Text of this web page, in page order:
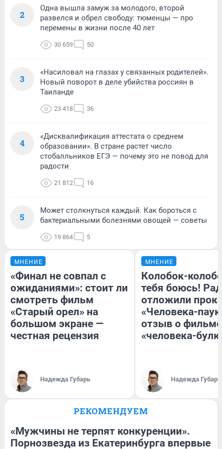
2
Одна вышла замуж за молодого, второй
развелся и обрел свободу: тюменцы — про
перемены в жизни после 40 лет
30 659 50
3
«Насиловал на глазах у связанных родителей».
Новый поворот в деле убийства россиян в
Таиланде
23 418 36
4
«Дисквалификация аттестата о среднем
образовании». В стране растет число
стобалльников ЕГЭ — почему это не повод для
радости
21 812 16
5
Может столкнуться каждый. Как бороться с
бактериальными болезнями овощей — советы
19 864 5
МНЕНИЕ
«Финал не совпал с
ожиданиями»: стоит ли
смотреть фильм
«Старый орел» на
большом экране —
честная рецензия
Надежда Губарь
МНЕНИЕ
Колобок-
тебя боюсь!
отложили
«Человека-
отзыв о
«человека-
Надежда Губарь
РЕКОМЕНДУЕМ
«Мужчины не терпят конкуренции».
Порнозвезда из Екатеринбурга впервые